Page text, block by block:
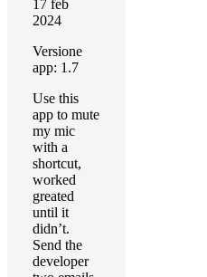
17 feb
2024
Versione
app: 1.7
Use this
app to mute
my mic
with a
shortcut,
worked
greated
until it
didn’t.
Send the
developer